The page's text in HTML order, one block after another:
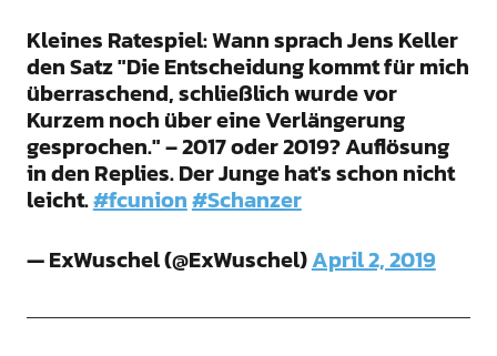
Kleines Ratespiel: Wann sprach Jens Keller
den Satz "Die Entscheidung kommt für mich
überraschend, schließlich wurde vor
Kurzem noch über eine Verlängerung
gesprochen." – 2017 oder 2019? Auflösung
in den Replies. Der Junge hat's schon nicht
leicht.#fcunion#Schanzer
— ExWuschel (@ExWuschel)April 2, 2019